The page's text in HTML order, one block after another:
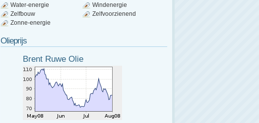
Water-energie
Windenergie
Zelfbouw
Zelfvoorzienend
Zonne-energie
Olieprijs
Brent Ruwe Olie